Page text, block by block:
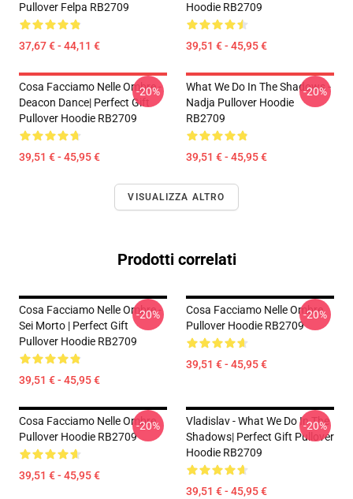
Pullover Felpa RB2709
37,67 € - 44,11 €
Hoodie RB2709
39,51 € - 45,95 €
Cosa Facciamo Nelle Ombre -
Deacon Dance| Perfect Gift
Pullover Hoodie RB2709
39,51 € - 45,95 €
-20%
What We Do In The Shadows -
Nadja Pullover Hoodie
RB2709
39,51 € - 45,95 €
-20%
VISUALIZZA ALTRO
Prodotti correlati
Cosa Facciamo Nelle Ombre -
Sei Morto | Perfect Gift
Pullover Hoodie RB2709
39,51 € - 45,95 €
-20%
Cosa Facciamo Nelle Ombre
Pullover Hoodie RB2709
39,51 € - 45,95 €
-20%
Cosa Facciamo Nelle Ombre
Pullover Hoodie RB2709
39,51 € - 45,95 €
-20%
Vladislav - What We Do In The
Shadows| Perfect Gift Pullover
Hoodie RB2709
39,51 € - 45,95 €
-20%